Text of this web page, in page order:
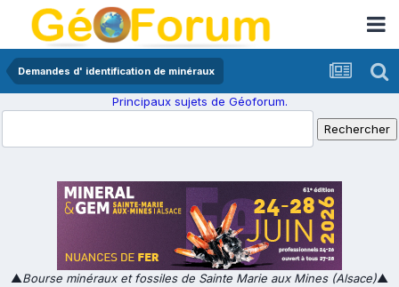
Demandes d' identification de minéraux
Principaux sujets de Géoforum.
▲Bourse minéraux et fossiles de Sainte Marie aux Mines (Alsace)▲